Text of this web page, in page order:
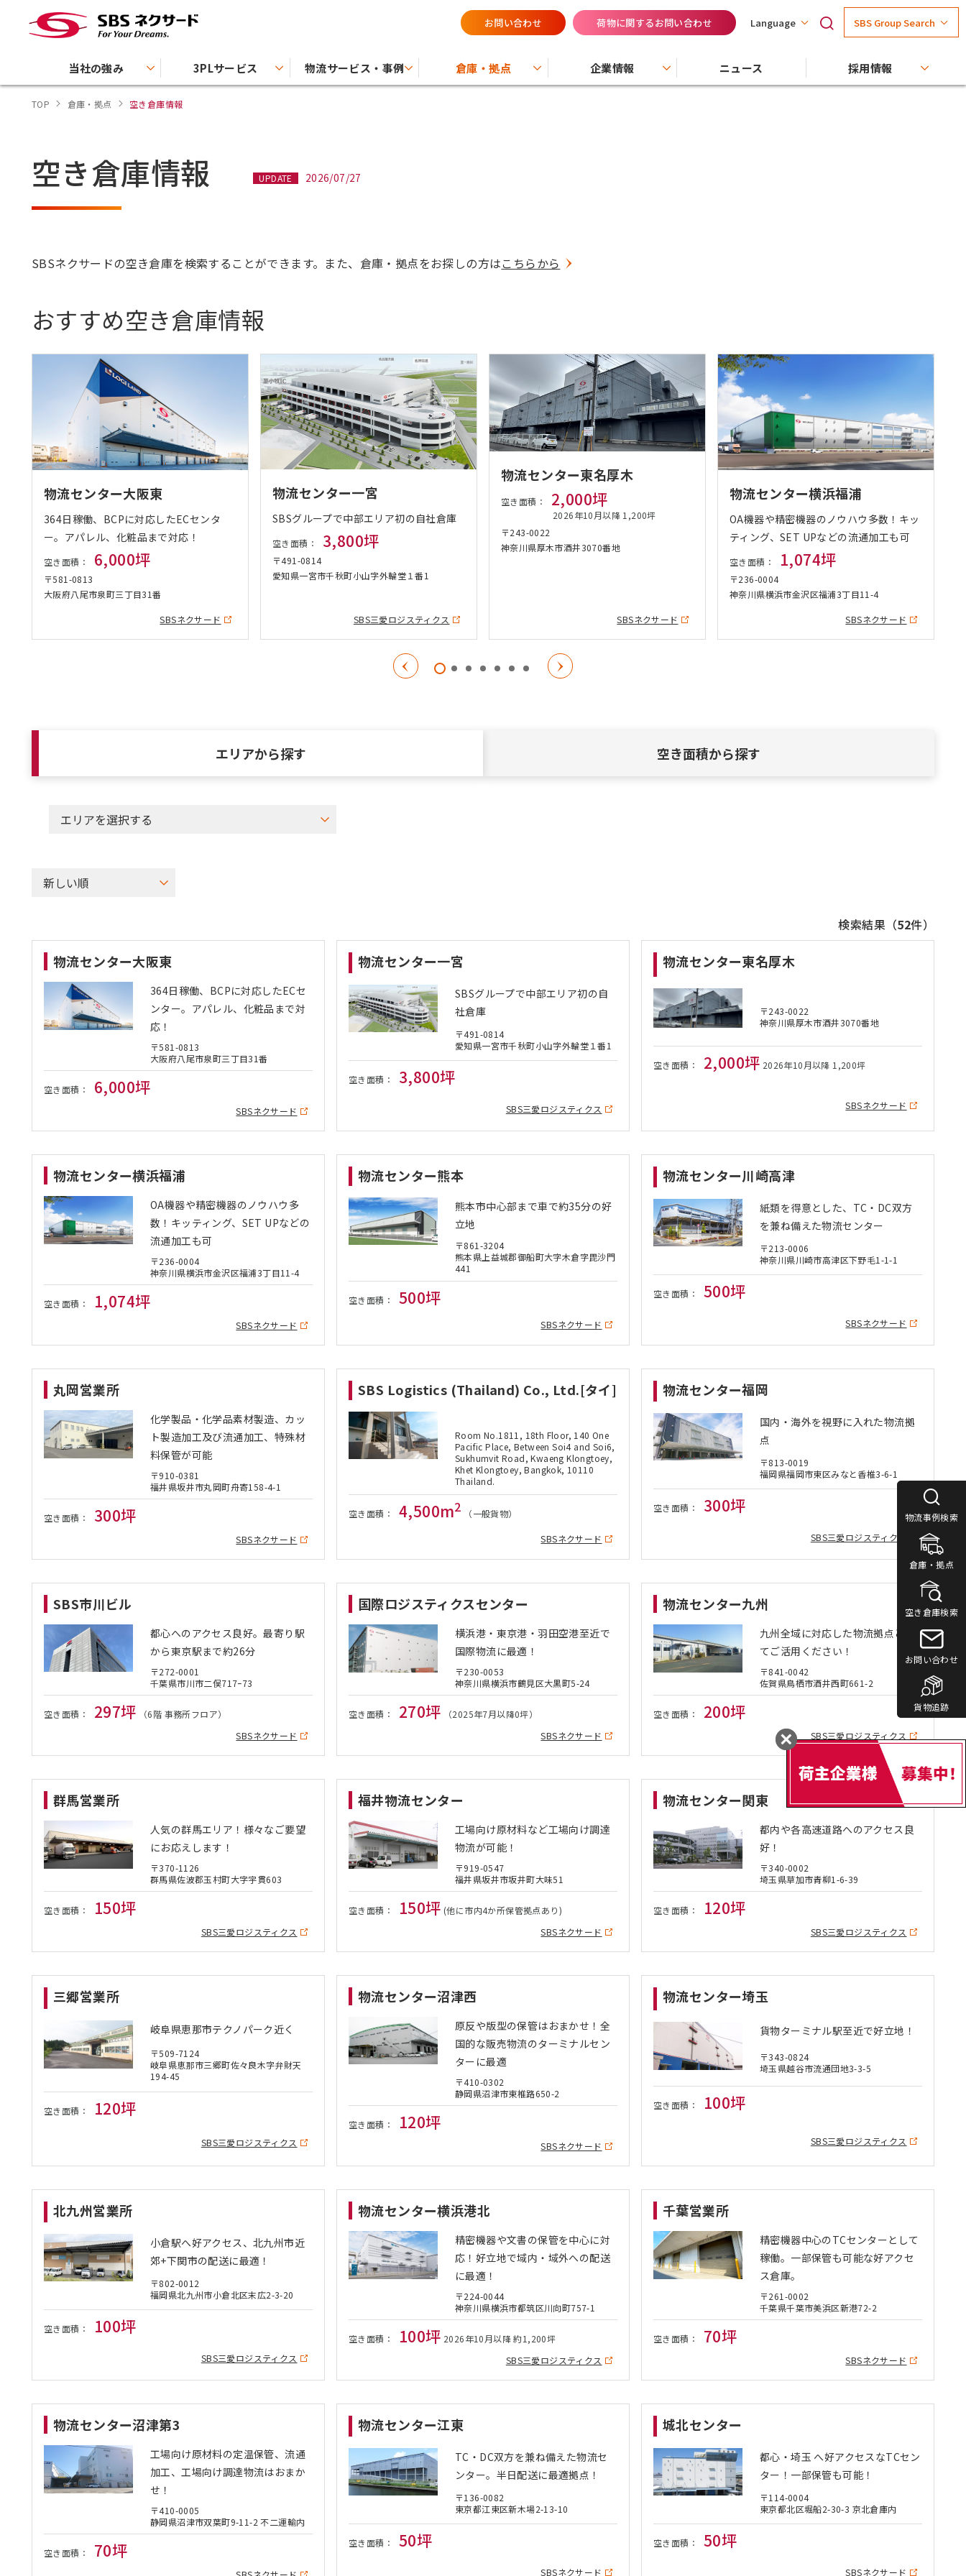
お問い合わせ 荷物に関するお問い合わせ Language SBS Group Search
当社の強み 3PLサービス 物流サービス・事例 倉庫・拠点 企業情報 ニュース 採用情報
TOP 倉庫・拠点 空き倉庫情報
空き倉庫情報 UPDATE 2026/07/27
SBSネクサードの空き倉庫を検索することができます。また、倉庫・拠点をお探しの方はこちらから
おすすめ空き倉庫情報
物流センター大阪東
364日稼働、BCPに対応したECセンタ
ー。アパレル、化粧品まで対応！
空き面積： 6,000坪
〒581-0813
大阪府八尾市泉町三丁目31番
SBSネクサード
物流センター一宮
SBSグループで中部エリア初の自社倉庫
空き面積： 3,800坪
〒491-0814
愛知県一宮市千秋町小山字外輪堂１番1
SBS三愛ロジスティクス
物流センター東名厚木
空き面積： 2,000坪
2026年10月以降 1,200坪
〒243-0022
神奈川県厚木市酒井3070番地
SBSネクサード
物流センター横浜福浦
OA機器や精密機器のノウハウ多数！キッ
ティング、SET UPなどの流通加工も可
空き面積： 1,074坪
〒236-0004
神奈川県横浜市金沢区福浦3丁目11-4
SBSネクサード
エリアから探す 空き面積から探す
検索結果（52件）
物流センター大阪東
364日稼働、BCPに対応したECセ
ンター。アパレル、化粧品まで対
応！
〒581-0813
大阪府八尾市泉町三丁目31番
空き面積： 6,000坪
SBSネクサード
物流センター一宮
SBSグループで中部エリア初の自
社倉庫
〒491-0814
愛知県一宮市千秋町小山字外輪堂１番1
空き面積： 3,800坪
SBS三愛ロジスティクス
物流センター東名厚木
〒243-0022
神奈川県厚木市酒井3070番地
空き面積： 2,000坪 2026年10月以降 1,200坪
SBSネクサード
物流センター横浜福浦
OA機器や精密機器のノウハウ多
数！キッティング、SET UPなどの
流通加工も可
〒236-0004
神奈川県横浜市金沢区福浦3丁目11-4
空き面積： 1,074坪
SBSネクサード
物流センター熊本
熊本市中心部まで車で約35分の好
立地
〒861-3204
熊本県上益城郡御船町大字木倉字毘沙門
441
空き面積： 500坪
SBSネクサード
物流センター川崎高津
紙類を得意とした、TC・DC双方
を兼ね備えた物流センター
〒213-0006
神奈川県川崎市⾼津区下野⽑1-1-1
空き面積： 500坪
SBSネクサード
丸岡営業所
化学製品・化学品素材製造、カッ
ト製造加工及び流通加工、特殊材
料保管が可能
〒910-0381
福井県坂井市丸岡町舟寄158-4-1
空き面積： 300坪
SBSネクサード
SBS Logistics (Thailand) Co., Ltd.[タイ]
Room No.1811, 18th Floor, 140 One
Pacific Place, Between Soi4 and Soi6,
Sukhumvit Road, Kwaeng Klongtoey,
Khet Klongtoey, Bangkok, 10110
Thailand.
空き面積： 4,500m2 （一般貨物）
SBSネクサード
物流センター福岡
国内・海外を視野に入れた物流拠
点
〒813-0019
福岡県福岡市東区みなと香椎3-6-1
空き面積： 300坪
SBS三愛ロジスティクス
SBS市川ビル
都心へのアクセス良好。最寄り駅
から東京駅まで約26分
〒272-0001
千葉県市川市二俣717ｰ73
空き面積： 297坪 （6階 事務所フロア）
SBSネクサード
国際ロジスティクスセンター
横浜港・東京港・羽田空港至近で
国際物流に最適！
〒230-0053
神奈川県横浜市鶴見区大黒町5-24
空き面積： 270坪 （2025年7月以降0坪）
SBSネクサード
物流センター九州
九州全域に対応した物流拠点とし
てご活用ください！
〒841-0042
佐賀県鳥栖市酒井西町661-2
空き面積： 200坪
SBS三愛ロジスティクス
群馬営業所
人気の群馬エリア！様々なご要望
にお応えします！
〒370-1126
群馬県佐波郡玉村町大字宇貫603
空き面積： 150坪
SBS三愛ロジスティクス
福井物流センター
工場向け原材料など工場向け調達
物流が可能！
〒919-0547
福井県坂井市坂井町大味51
空き面積： 150坪 (他に市内4か所保管拠点あり)
SBSネクサード
物流センター関東
都内や各高速道路へのアクセス良
好！
〒340-0002
埼玉県草加市青柳1-6-39
空き面積： 120坪
SBS三愛ロジスティクス
三郷営業所
岐阜県恵那市テクノパーク近く
〒509-7124
岐阜県恵那市三郷町佐々良木字弁財天
194-45
空き面積： 120坪
SBS三愛ロジスティクス
物流センター沼津西
原反や版型の保管はおまかせ！全
国的な販売物流のターミナルセン
ターに最適
〒410-0302
静岡県沼津市東椎路650-2
空き面積： 120坪
SBSネクサード
物流センター埼玉
貨物ターミナル駅至近で好立地！
〒343-0824
埼玉県越谷市流通団地3-3-5
空き面積： 100坪
SBS三愛ロジスティクス
北九州営業所
小倉駅へ好アクセス、北九州市近
郊+下関市の配送に最適！
〒802-0012
福岡県北九州市小倉北区末広2-3-20
空き面積： 100坪
SBS三愛ロジスティクス
物流センター横浜港北
精密機器や文書の保管を中心に対
応！好立地で域内・域外への配送
に最適！
〒224-0044
神奈川県横浜市都筑区川向町757-1
空き面積： 100坪 2026年10月以降 約1,200坪
SBS三愛ロジスティクス
千葉営業所
精密機器中心のTCセンターとして
稼働。一部保管も可能な好アクセ
ス倉庫。
〒261-0002
千葉県千葉市美浜区新港72-2
空き面積： 70坪
SBSネクサード
物流センター沼津第3
工場向け原材料の定温保管、流通
加工、工場向け調達物流はおまか
せ！
〒410-0005
静岡県沼津市双葉町9-11-2 不二運輸内
空き面積： 70坪
物流センター江東
TC・DC双方を兼ね備えた物流セ
ンター。半日配送に最適拠点！
〒136-0082
東京都江東区新木場2-13-10
空き面積： 50坪
SBSネクサード
城北センター
都心・埼玉 へ好アクセスなTCセン
ター！一部保管も可能！
〒114-0004
東京都北区堀船2-30-3 京北倉庫内
空き面積： 50坪
SBSネクサード
物流事例検索
倉庫・拠点
空き倉庫検索
お問い合わせ
貨物追跡
物流事例検索
倉庫・拠点
空き倉庫検索
お問い合わせ
貨物追跡